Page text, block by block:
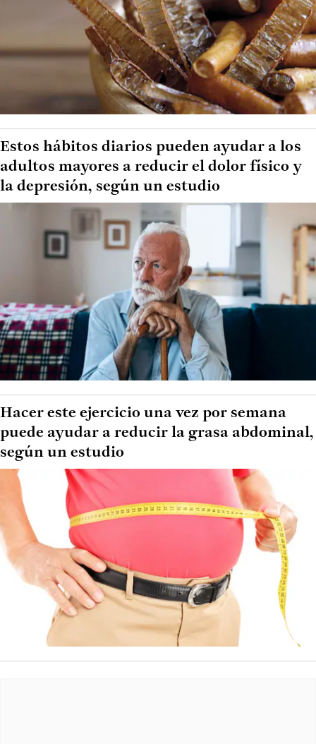
Estos hábitos diarios pueden ayudar a los
adultos mayores a reducir el dolor físico y
la depresión, según un estudio
Hacer este ejercicio una vez por semana
puede ayudar a reducir la grasa abdominal,
según un estudio